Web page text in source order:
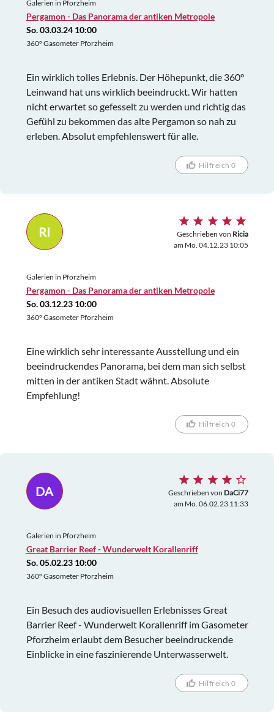
Galerien in Pforzheim
Pergamon - Das Panorama der antiken Metropole
So. 03.03.24 10:00
360° Gasometer Pforzheim
Ein wirklich tolles Erlebnis. Der Höhepunkt, die 360°
Leinwand hat uns wirklich beeindruckt. Wir hatten
nicht erwartet so gefesselt zu werden und richtig das
Gefühl zu bekommen das alte Pergamon so nah zu
erleben. Absolut empfehlenswert für alle.
Hilfreich 0
RI Geschrieben von Ricia
am Mo. 04.12.23 10:05
Galerien in Pforzheim
Pergamon - Das Panorama der antiken Metropole
So. 03.12.23 10:00
360° Gasometer Pforzheim
Eine wirklich sehr interessante Ausstellung und ein
beeindruckendes Panorama, bei dem man sich selbst
mitten in der antiken Stadt wähnt. Absolute
Empfehlung!
Hilfreich 0
DA Geschrieben von DaCi77
am Mo. 06.02.23 11:33
Galerien in Pforzheim
Great Barrier Reef - Wunderwelt Korallenriff
So. 05.02.23 10:00
360° Gasometer Pforzheim
Ein Besuch des audiovisuellen Erlebnisses Great
Barrier Reef - Wunderwelt Korallenriff im Gasometer
Pforzheim erlaubt dem Besucher beeindruckende
Einblicke in eine faszinierende Unterwasserwelt.
Hilfreich 0